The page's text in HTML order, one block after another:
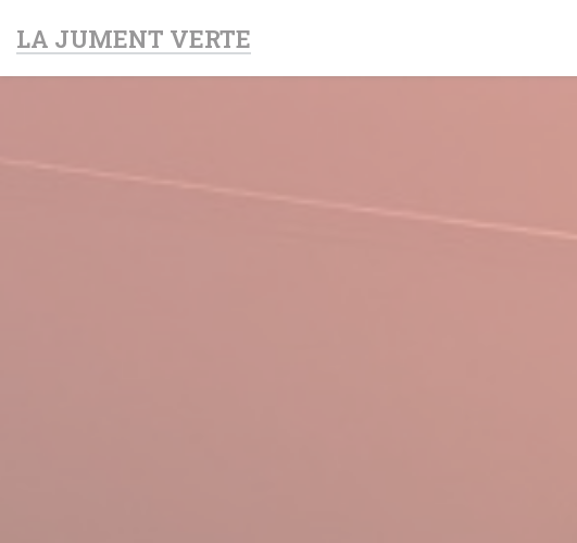
LA JUMENT VERTE